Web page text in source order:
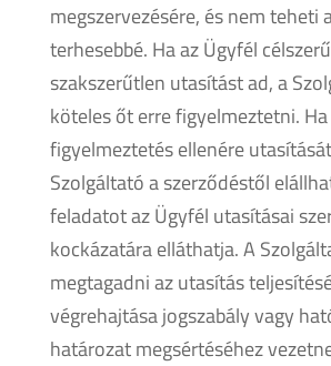
megszervezésére, és nem teheti
terhesebbé. Ha az Ügyfél
szakszerűtlen utasítást ad, a
köteles őt erre figyelmeztetni.
figyelmeztetés ellenére
Szolgáltató a szerződéstől
feladatot az Ügyfél utasításai
kockázatára elláthatja. A
megtagadni az utasítás
végrehajtása jogszabály vagy
határozat megsértéséhez